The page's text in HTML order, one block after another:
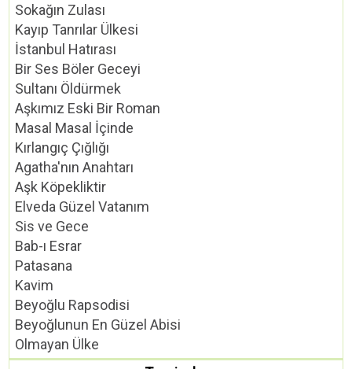
Sokağın Zulası
Kayıp Tanrılar Ülkesi
İstanbul Hatırası
Bir Ses Böler Geceyi
Sultanı Öldürmek
Aşkımız Eski Bir Roman
Masal Masal İçinde
Kırlangıç Çığlığı
Agatha'nın Anahtarı
Aşk Köpekliktir
Elveda Güzel Vatanım
Sis ve Gece
Bab-ı Esrar
Patasana
Kavim
Beyoğlu Rapsodisi
Beyoğlunun En Güzel Abisi
Olmayan Ülke